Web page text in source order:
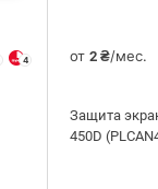
4 от2 ₴/мес.
Защита
450D